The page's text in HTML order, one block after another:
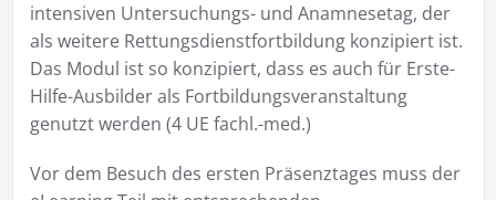
intensiven Untersuchungs- und Anamnesetag, der
als weitere Rettungsdienstfortbildung konzipiert ist.
Das Modul ist so konzipiert, dass es auch für Erste-
Hilfe-Ausbilder als Fortbildungsveranstaltung
genutzt werden (4 UE fachl.-med.)
Vor dem Besuch des ersten Präsenztages muss der